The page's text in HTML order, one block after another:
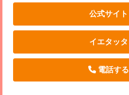
公式サイト
イエタッタ
電話する